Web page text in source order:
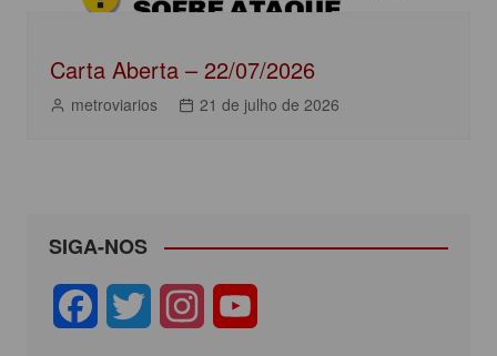
Carta Aberta – 22/07/2026
metroviarios 21 de julho de 2026
SIGA-NOS